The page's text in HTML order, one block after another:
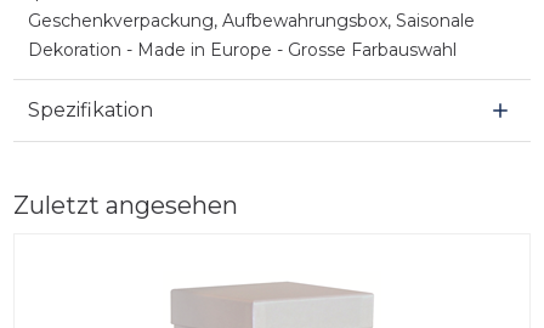
Geschenkverpackung, Aufbewahrungsbox, Saisonale
Dekoration - Made in Europe - Grosse Farbauswahl
Spezifikation
Zuletzt angesehen